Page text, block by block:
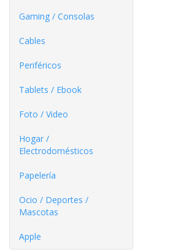
Gaming / Consolas
Cables
Periféricos
Tablets / Ebook
Foto / Video
Hogar /
Electrodomésticos
Papelería
Ocio / Deportes /
Mascotas
Apple